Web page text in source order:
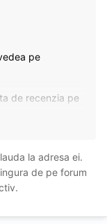
pe
de recenzia pe
importante la o
carcotas sa-
cu un corp
moda (costume
la adresa ei.
de pe forum